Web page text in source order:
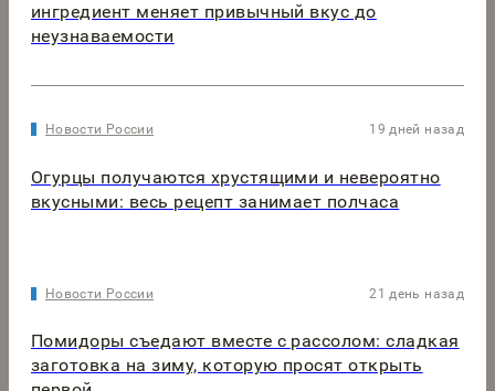
ингредиент меняет привычный вкус до
неузнаваемости
Новости России 19 дней назад
Огурцы получаются хрустящими и невероятно
вкусными: весь рецепт занимает полчаса
Новости России 21 день назад
Помидоры съедают вместе с рассолом: сладкая
заготовка на зиму, которую просят открыть